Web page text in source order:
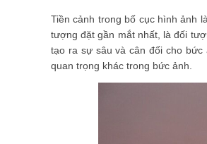
Tiền cảnh trong bố cục hình ảnh
tượng đặt gần mắt nhất, là đối
tạo ra sự sâu và cân đối cho
quan trọng khác trong bức ảnh.